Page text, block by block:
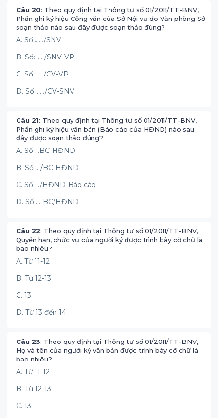
Câu 20: Theo quy định tại Thông tư số 01/2011/TT-BNV,
Phần ghi ký hiệu Công văn của Sở Nội vụ do Văn phòng Sở
soạn thảo nào sau đây được soạn thảo đúng?
A. Số:……/SNV
B. Số:……/SNV-VP
C. Số:……/CV-VP
D. Số:……/CV-SNV
Câu 21: Theo quy định tại Thông tư số 01/2011/TT-BNV,
Phần ghi ký hiệu văn bản (Báo cáo của HĐND) nào sau
đây được soạn thảo đúng?
A. Số …BC-HĐND
B. Số …/BC-HĐND
C. Số …/HĐND-Báo cáo
D. Số …-BC/HĐND
Câu 22: Theo quy định tại Thông tư số 01/2011/TT-BNV,
Quyền hạn, chức vụ của người ký được trình bày cỡ chữ là
bao nhiêu?
A. Từ 11-12
B. Từ 12-13
C. 13
D. Từ 13 đến 14
Câu 23: Theo quy định tại Thông tư số 01/2011/TT-BNV,
Họ và tên của người ký văn bản được trình bày cỡ chữ là
bao nhiêu?
A. Từ 11-12
B. Từ 12-13
C. 13